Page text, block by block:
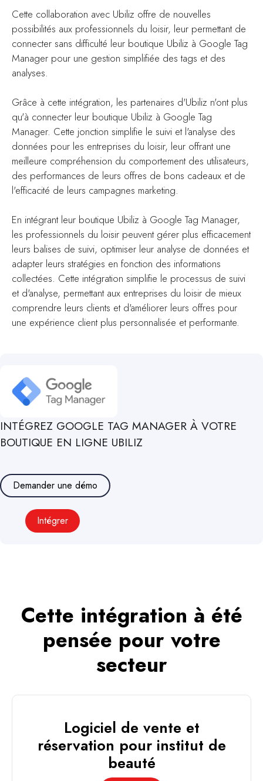
Cette collaboration avec Ubiliz offre de nouvelles
possibilités aux professionnels du loisir, leur permettant de
connecter sans difficulté leur boutique Ubiliz à Google Tag
Manager pour une gestion simplifiée des tags et des
analyses.
Grâce à cette intégration, les partenaires d'Ubiliz n'ont plus
qu'à connecter leur boutique Ubiliz à Google Tag
Manager. Cette jonction simplifie le suivi et l'analyse des
données pour les entreprises du loisir, leur offrant une
meilleure compréhension du comportement des utilisateurs,
des performances de leurs offres de bons cadeaux et de
l'efficacité de leurs campagnes marketing.
En intégrant leur boutique Ubiliz à Google Tag Manager,
les professionnels du loisir peuvent gérer plus efficacement
leurs balises de suivi, optimiser leur analyse de données et
adapter leurs stratégies en fonction des informations
collectées. Cette intégration simplifie le processus de suivi
et d'analyse, permettant aux entreprises du loisir de mieux
comprendre leurs clients et d'améliorer leurs offres pour
une expérience client plus personnalisée et performante.
INTÉGREZ GOOGLE TAG MANAGER À VOTRE
BOUTIQUE EN LIGNE UBILIZ
Intégrer
Demander une démo
Cette intégration à été
pensée pour votre
secteur
Logiciel de vente et
réservation pour institut de
beauté